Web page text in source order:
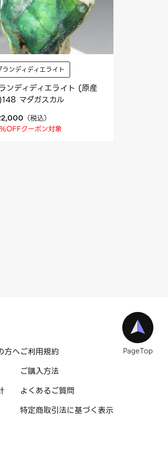
ランディディエライト
ンディディエライト (原産
マダガスカル
（税込）
クーポン対象
PageTop
方へご利用規約
ご購入方法
よくあるご質問
特定商取引法に基づく表示